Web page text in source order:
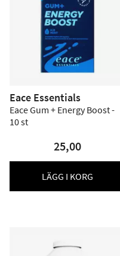
Eace Essentials
Eace Gum + Energy Boost -
10 st
25,00
LÄGG I KORG